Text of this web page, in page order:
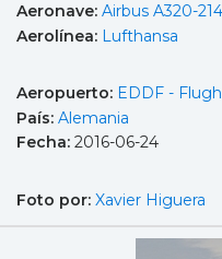
Aeronave: Airbus A320-214
Aerolínea: Lufthansa
Aeropuerto: EDDF -
País: Alemania
Fecha: 2016-06-24
Foto por: Xavier Higuera